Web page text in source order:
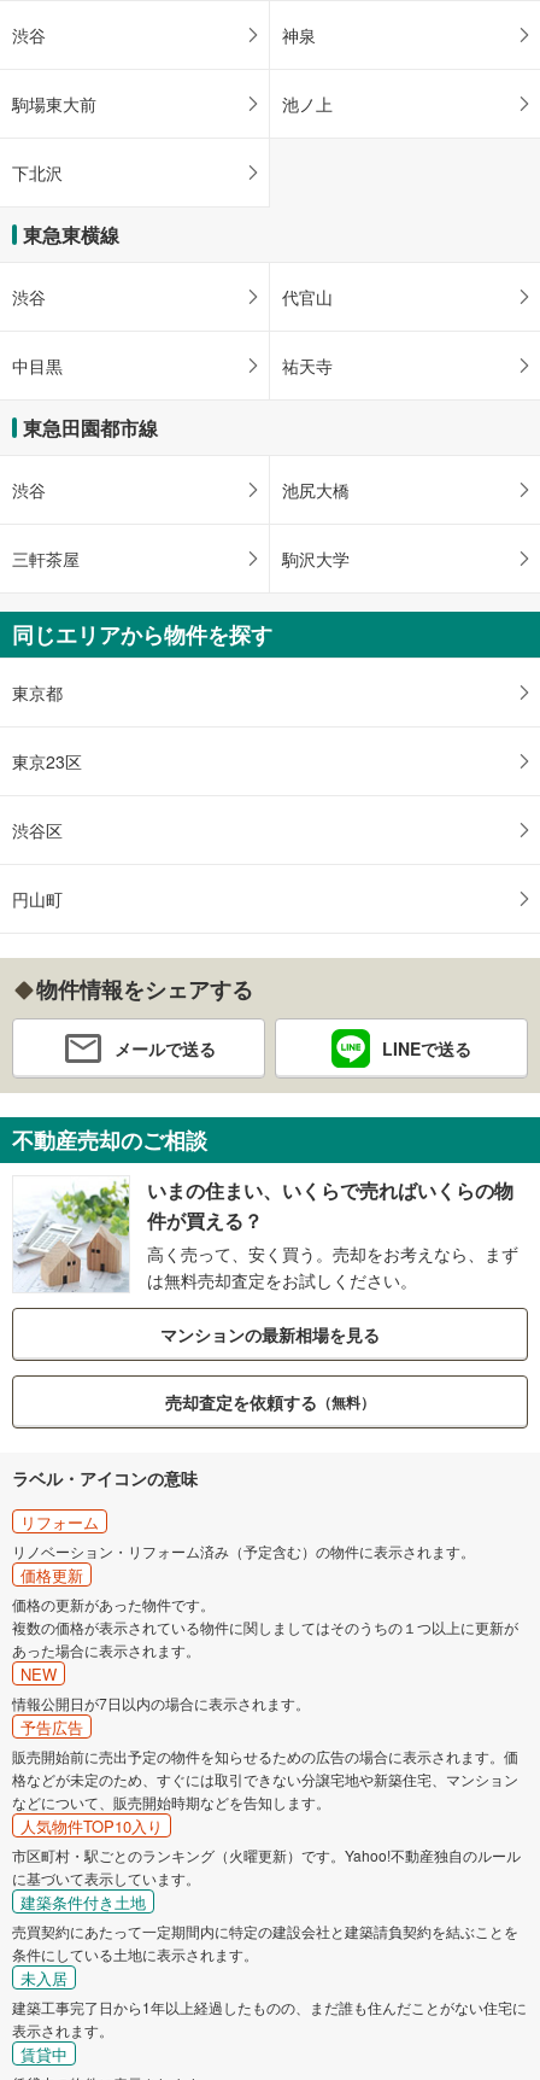
渋谷 神泉
駒場東大前 池ノ上
下北沢
東急東横線
渋谷 代官山
中目黒 祐天寺
東急田園都市線
渋谷 池尻大橋
三軒茶屋 駒沢大学
同じエリアから物件を探す
東京都
東京23区
渋谷区
円山町
物件情報をシェアする
メールで送る LINEで送る
不動産売却のご相談
いまの住まい、いくらで売ればいくらの物
件が買える？
高く売って、安く買う。売却をお考えなら、まず
は無料売却査定をお試しください。
マンションの最新相場を見る
売却査定を依頼する （無料）
ラベル・アイコンの意味
リフォーム
リノベーション・リフォーム済み（予定含む）の物件に表示されます。
価格更新
価格の更新があった物件です。
複数の価格が表示されている物件に関しましてはそのうちの１つ以上に更新が
あった場合に表示されます。
NEW
情報公開日が7日以内の場合に表示されます。
予告広告
販売開始前に売出予定の物件を知らせるための広告の場合に表示されます。価
格などが未定のため、すぐには取引できない分譲宅地や新築住宅、マンション
などについて、販売開始時期などを告知します。
人気物件TOP10入り
市区町村・駅ごとのランキング（火曜更新）です。Yahoo!不動産独自のルール
に基づいて表示しています。
建築条件付き土地
売買契約にあたって一定期間内に特定の建設会社と建築請負契約を結ぶことを
条件にしている土地に表示されます。
未入居
建築工事完了日から1年以上経過したものの、まだ誰も住んだことがない住宅に
表示されます。
賃貸中